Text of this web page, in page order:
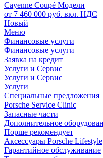
Cayenne Coupé Модели
от 7 460 000 руб. вкл. НДС
Новый
Меню
Финансовые услуги
Финансовые услуги
Заявка на кредит
Услуги и Сервис
Услуги и Сервис
Услуги
Специальные предложения
Porsche Service Clinic
Запасные части
Дополнительное
Порше рекомендует
Аксессуары Porsche Lifestyle
Гарантийное обслуживание